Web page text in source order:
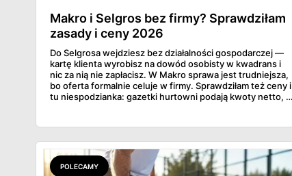
Makro i Selgros bez firmy? Sprawdziłam
zasady i ceny 2026
Do Selgrosa wejdziesz bez działalności gospodarczej —
kartę klienta wyrobisz na dowód osobisty w kwadrans i
nic za nią nie zapłacisz. W Makro sprawa jest trudniejsza,
bo oferta formalnie celuje w firmy. Sprawdziłam też ceny i
tu niespodzianka: gazetki hurtowni podają kwoty netto, a
Makro ponad dwa razy więcej niż w weekendowej
promocji dyskontu.
POLECAMY